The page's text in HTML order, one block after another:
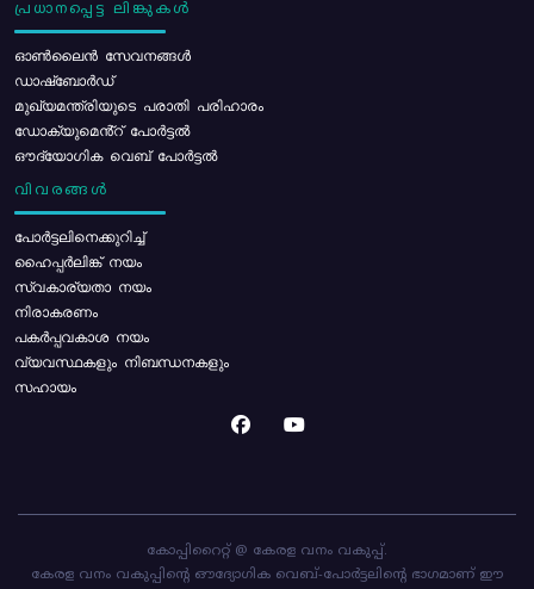
പ്രധാനപ്പെട്ട ലിങ്കുകൾ
ഓൺലൈൻ സേവനങ്ങൾ
ഡാഷ്ബോർഡ്
മുഖ്യമന്ത്രിയുടെ പരാതി പരിഹാരം
ഡോക്യുമെൻ്റ് പോർട്ടൽ
ഔദ്യോഗിക വെബ് പോർട്ടൽ
വിവരങ്ങൾ
പോര്‍ട്ടലിനെക്കുറിച്ച്
ഹൈപ്പർലിങ്ക് നയം
സ്വകാര്യതാ നയം
നിരാകരണം
പകർപ്പവകാശ നയം
വ്യവസ്ഥകളും നിബന്ധനകളും
സഹായം
കോപ്പിറൈറ്റ് @ കേരള വനം വകുപ്പ്.
കേരള വനം വകുപ്പിന്റെ ഔദ്യോഗിക വെബ്-പോർട്ടലിന്റെ ഭാഗമാണ് ഈ